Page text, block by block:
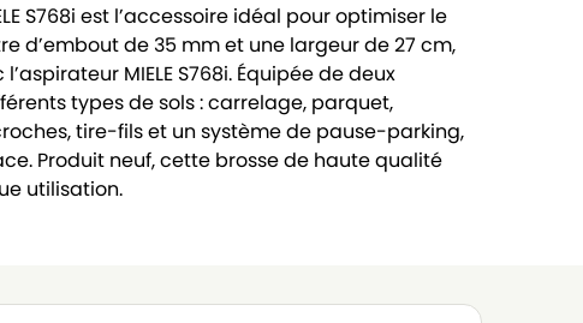
S768i est l’accessoire idéal pour optimiser le
d’embout de 35 mm et une largeur de 27 cm,
MIELE S768i. Équipée de deux
types de sols : carrelage, parquet,
tire-fils et un système de pause-parking,
Produit neuf, cette brosse de haute qualité
utilisation.